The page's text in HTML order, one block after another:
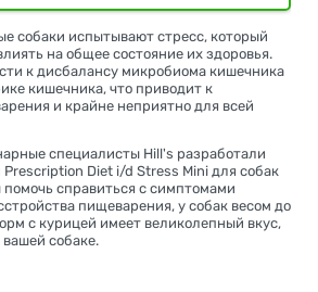
собаки испытывают стресс, который
на общее состояние их здоровья.
к дисбалансу микробиома кишечника
кишечника, что приводит к
и крайне неприятно для всей
специалисты Hill's разработали
Diet i/d Stress Mini для собак
справиться с симптомами
пищеварения, у собак весом до
с курицей имеет великолепный вкус,
собаке.